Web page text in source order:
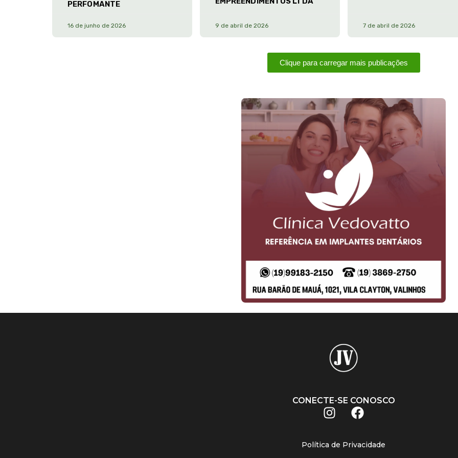
PERFOMANTE
16 de junho de 2026 9 de abril de 2026 7 de abril de 2026
Clique para carregar mais publicações
CONECTE-SE CONOSCO
Política de Privacidade